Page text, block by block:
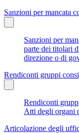
Sanzioni per mancata
Sanzioni per
parte dei titolari
direzione o di
Rendiconti gruppi
Rendiconti
Atti degli organi
Articolazione degli